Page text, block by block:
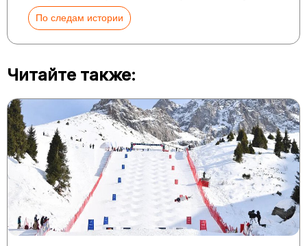
По следам истории
Читайте также: